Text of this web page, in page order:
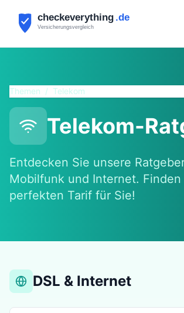
Themen / Telekom
Telekom-
Entdecken Sie unsere
Mobilfunk und Internet. Finden
perfekten Tarif für Sie!
DSL & Internet